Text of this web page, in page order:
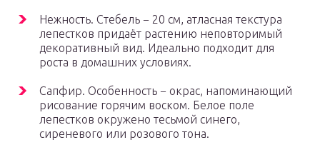
Нежность. Стебель − 20 см, атласная текстура
лепестков придаёт растению неповторимый
декоративный вид. Идеально подходит для
роста в домашних условиях.
Сапфир. Особенность − окрас, напоминающий
рисование горячим воском. Белое поле
лепестков окружено тесьмой синего,
сиреневого или розового тона.